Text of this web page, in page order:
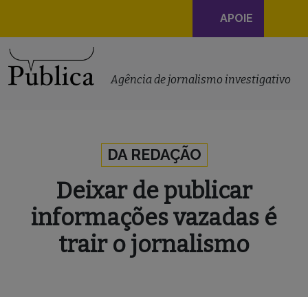
Navegação
principal
APOIE
Agência de jornalismo investigativo
DA REDAÇÃO
Deixar de publicar
informações vazadas é
trair o jornalismo